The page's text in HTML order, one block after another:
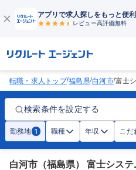
アプリで求人探しをもっと便利
レビュー高評価無料
転職・求人トップ/福島県/白河市/富士
検索条件を設定する
勤務地 1 職種 年収 こだ
白河市（福島県） 富士シス